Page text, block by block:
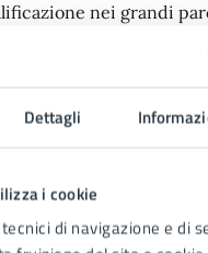
Dettagli
i cookie
di navigazione e di
nei grandi
di bilancio per circa
compenso dei
della Città
state approvate a
ha introdotto poi la
via d’urgenza con i